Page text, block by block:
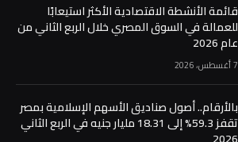
قائمة الأنشطة الاقتصادية الأكثر استيعابًا
للعمالة في السوق المصري خلال الربع الثاني من
عام 2026
7 أغسطس، 2026
بالأرقام.. أصول صناديق الأسهم الإسلامية بمصر
تقفز 59.3% إلى 18.31 مليار جنيه في الربع الثاني